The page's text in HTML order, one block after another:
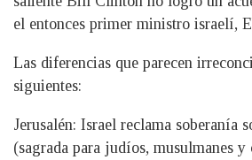
el entonces primer ministro israelí,
Las diferencias que parecen
siguientes:
Jerusalén: Israel reclama soberanía
(sagrada para judíos, musulmanes y